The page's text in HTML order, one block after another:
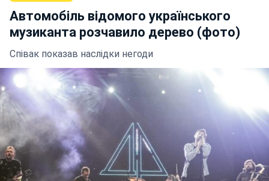
Автомобіль відомого українського
музиканта розчавило дерево (фото)
Співак показав наслідки негоди